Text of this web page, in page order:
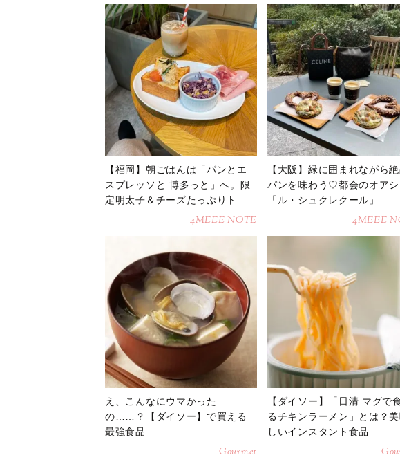
【福岡】朝ごはんは「パンとエ
スプレッソと 博多っと」へ。限
定明太子＆チーズたっぷりトー
4MEEE NOTE
【大阪】緑に囲まれながら
パンを味わう♡都会のオアシ
「ル・シュクレクール」
4MEEE
え、こんなにウマかった
の……？【ダイソー】で買える
最強食品
Gourmet
【ダイソー】「日清 マグで
るチキンラーメン」とは？
しいインスタント食品